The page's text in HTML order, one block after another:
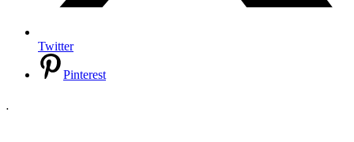
Twitter
Pinterest
.